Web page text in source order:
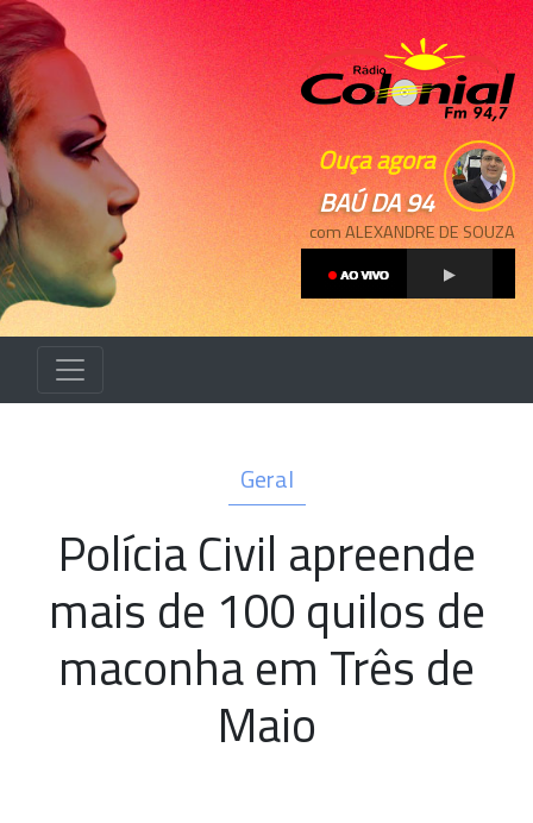
Ouça agora
BAÚ DA 94
com ALEXANDRE DE SOUZA
Geral
Polícia Civil apreende
mais de 100 quilos de
maconha em Três de
Maio